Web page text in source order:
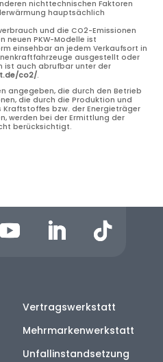
nichttechnischen Faktoren
hauptsächlich
und die CO2-Emissionen
neuen PKW-Modelle ist
einsehbar an jedem Verkaufsort in
ausgestellt oder
ist auch abrufbar unter der
co2/.
angegeben, die durch den Betrieb
die durch die Produktion und
Kraftstoffes bzw. der Energieträger
werden bei der Ermittlung der
berücksichtigt.
Vertragswerkstatt
Mehrmarkenwerkstatt
Unfallinstandsetzung